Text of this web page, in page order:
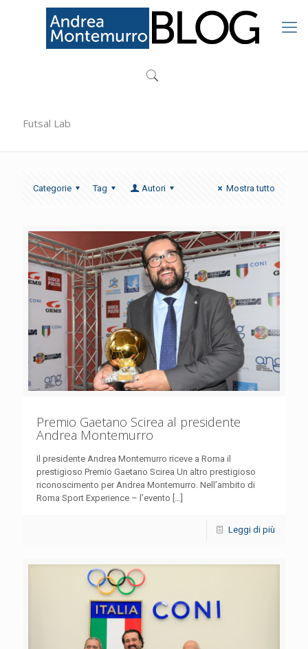
Futsal Lab
Categorie Tag Autori Mostra tutto
Premio Gaetano Scirea al presidente
Andrea Montemurro
Il presidente Andrea Montemurro riceve a Roma il
prestigioso Premio Gaetano Scirea Un altro prestigioso
riconoscimento per Andrea Montemurro. Nell’ambito di
Roma Sport Experience – l’evento […]
Leggi di più